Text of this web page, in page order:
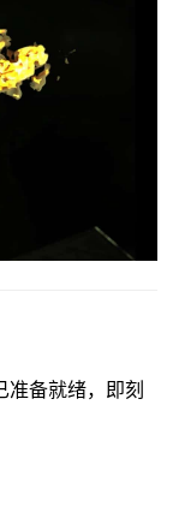
备就绪，即刻